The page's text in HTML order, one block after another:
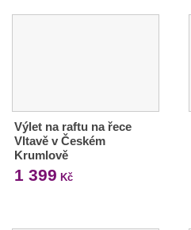
Výlet na raftu na řece
Vltavě v Českém
Krumlově
1 399 Kč